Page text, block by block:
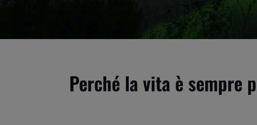
Perché la vita è sempre